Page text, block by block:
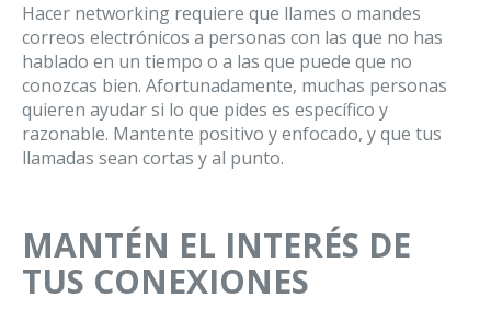
Hacer networking requiere que llames o mandes
correos electrónicos a personas con las que no has
hablado en un tiempo o a las que puede que no
conozcas bien. Afortunadamente, muchas personas
quieren ayudar si lo que pides es específico y
razonable. Mantente positivo y enfocado, y que tus
llamadas sean cortas y al punto.
MANTÉN EL INTERÉS DE
TUS CONEXIONES